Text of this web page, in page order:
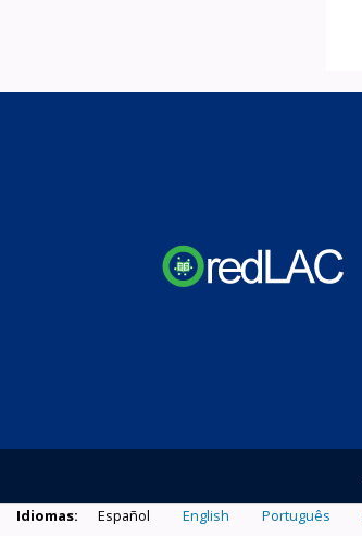
Idiomas: Español English Português